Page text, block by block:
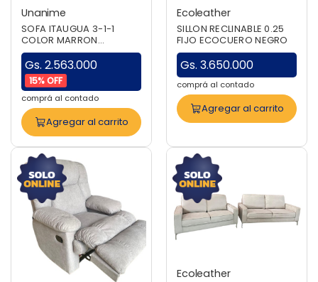
Unanime
SOFA ITAUGUA 3-1-1
COLOR MARRON
UNANIME + MESITA DE
MELAMINA
Gs. 2.563.000
15% OFF
comprá al contado
Agregar al carrito
Ecoleather
SILLON RECLINABLE 0.25
FIJO ECOCUERO NEGRO
Gs. 3.650.000
comprá al contado
Agregar al carrito
Ecoleather